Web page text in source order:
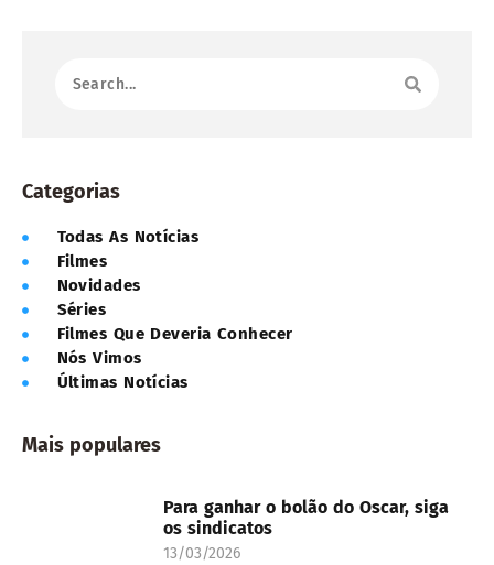
Categorias
Todas As Notícias
Filmes
Novidades
Séries
Filmes Que Deveria Conhecer
Nós Vimos
Últimas Notícias
Mais populares
Para ganhar o bolão do Oscar, siga
os sindicatos
13/03/2026